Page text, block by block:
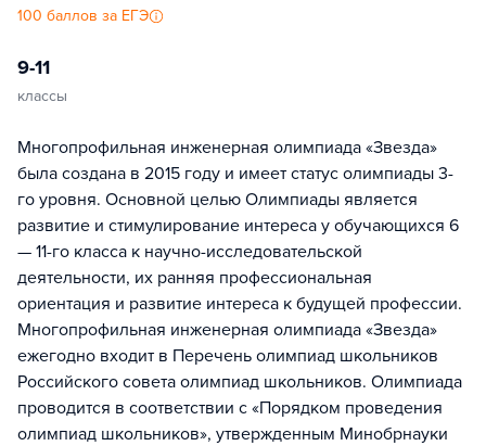
100 баллов за ЕГЭ
9-11
классы
Многопрофильная инженерная олимпиада «Звезда»
была создана в 2015 году и имеет статус олимпиады 3-
го уровня. Основной целью Олимпиады является
развитие и стимулирование интереса у обучающихся 6
— 11-го класса к научно-исследовательской
деятельности, их ранняя профессиональная
ориентация и развитие интереса к будущей профессии.
Многопрофильная инженерная олимпиада «Звезда»
ежегодно входит в Перечень олимпиад школьников
Российского совета олимпиад школьников. Олимпиада
проводится в соответствии с «Порядком проведения
олимпиад школьников», утвержденным Минобрнауки